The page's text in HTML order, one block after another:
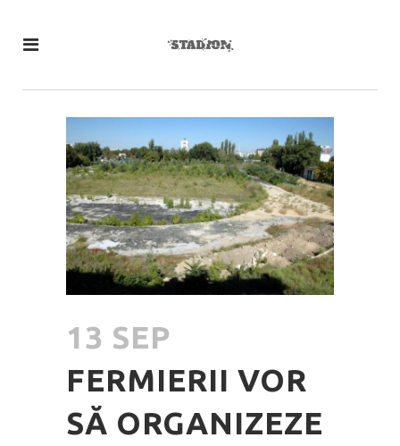
13 SEP
FERMIERII VOR
SĂ ORGANIZEZE